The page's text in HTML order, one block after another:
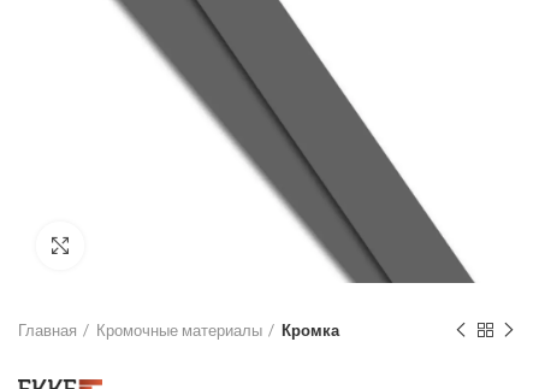
Главная Кромочные материалы Кромка